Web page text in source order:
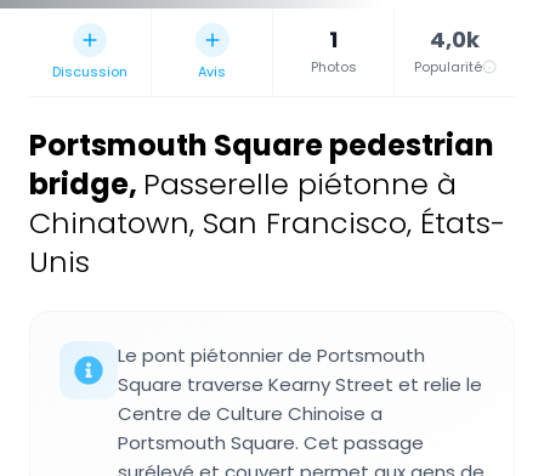
Discussion Avis
1
Photos
4,0k
Popularité
Portsmouth Square pedestrian
bridge, Passerelle piétonne à
Chinatown, San Francisco, États-
Unis
Le pont piétonnier de Portsmouth
Square traverse Kearny Street et relie le
Centre de Culture Chinoise a
Portsmouth Square. Cet passage